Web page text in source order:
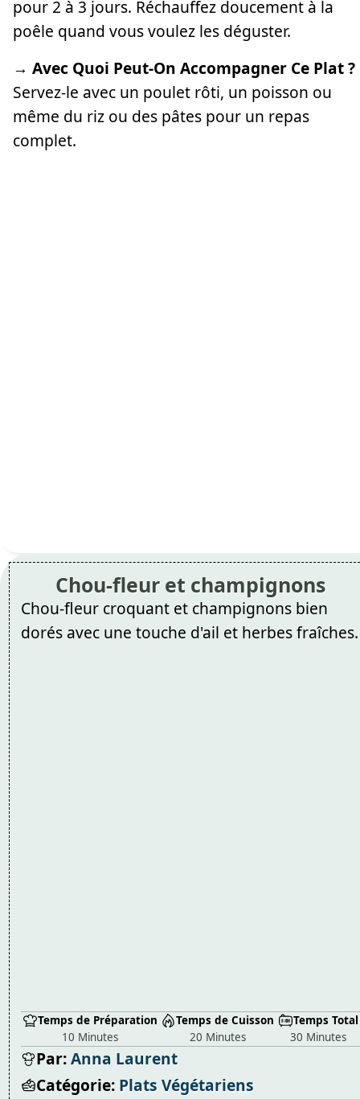
pour 2 à 3 jours. Réchauffez doucement à la
poêle quand vous voulez les déguster.
→ Avec Quoi Peut-On Accompagner Ce Plat ?
Servez-le avec un poulet rôti, un poisson ou
même du riz ou des pâtes pour un repas
complet.
Chou-fleur et champignons
Chou-fleur croquant et champignons bien
dorés avec une touche d'ail et herbes fraîches.
Temps de Préparation
10 Minutes
Temps de Cuisson
20 Minutes
Temps Total
30 Minutes
Par:Anna Laurent
Catégorie: Plats Végétariens